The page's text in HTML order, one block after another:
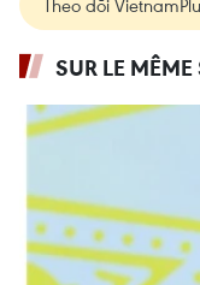
Theo dõi
SUR LE MÊME